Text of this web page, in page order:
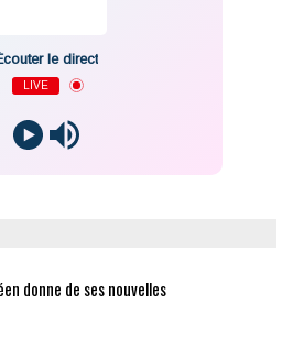
le direct
LIVE
donne de ses nouvelles